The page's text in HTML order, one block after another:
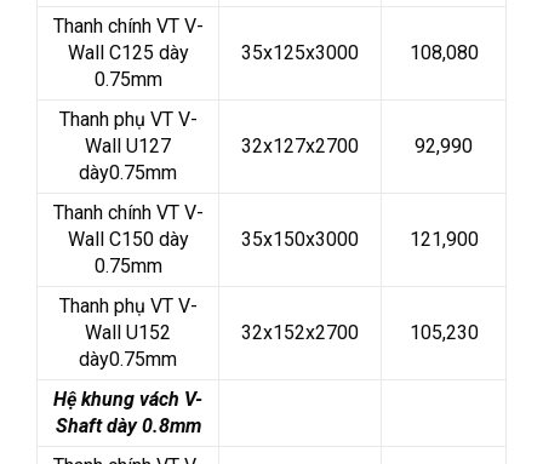
Thanh chính VT V-
Wall C125 dày
0.75mm
35x125x3000 108,080
Thanh phụ VT V-
Wall U127
dày0.75mm
32x127x2700 92,990
Thanh chính VT V-
Wall C150 dày
0.75mm
35x150x3000 121,900
Thanh phụ VT V-
Wall U152
dày0.75mm
32x152x2700 105,230
Hệ khung vách V-
Shaft dày 0.8mm